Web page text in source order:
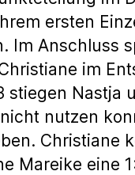
ersten
Im Anschluss
im
stiegen Nastja
nutzen
Christiane
Mareike eine